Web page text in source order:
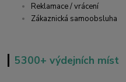
Reklamace / vrácení
Zákaznická samoobsluha
5300+ výdejních míst